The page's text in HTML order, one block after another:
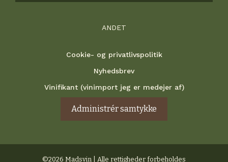
ANDET
Cookie- og privatlivspolitik
Nyhedsbrev
Vinifikant (vinimport jeg er medejer af)
Administrér samtykke
©2026 Madsvin | Alle rettigheder forbeholdes